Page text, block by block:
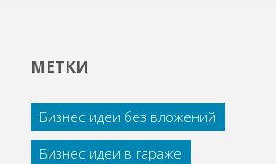
МЕТКИ
Бизнес идеи без вложений
Бизнес идеи в гараже